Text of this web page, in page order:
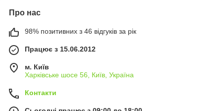
Про нас
98% позитивних з 46 відгуків за рік
Працює з 15.06.2012
м. Київ
Харківське шосе 56, Київ, Україна
Контакти